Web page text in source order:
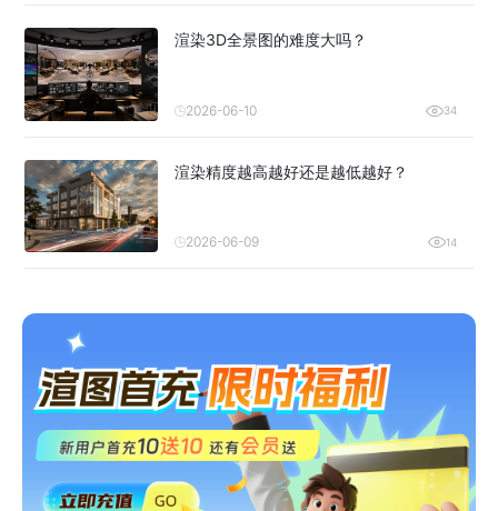
渲染3D全景图的难度大吗？
2026-06-10 34
渲染精度越高越好还是越低越好？
2026-06-09 14